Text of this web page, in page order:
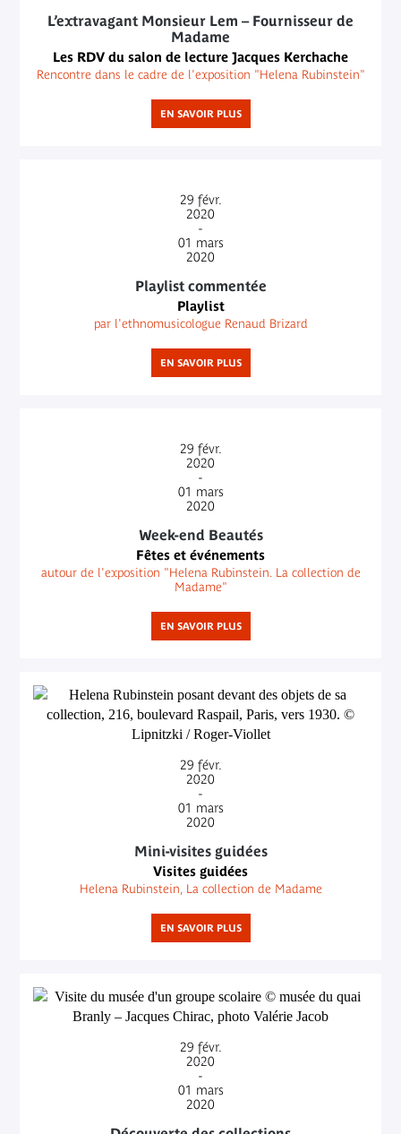
L’extravagant Monsieur Lem – Fournisseur de
Madame
Les RDV du salon de lecture Jacques Kerchache
Rencontre dans le cadre de l'exposition "Helena Rubinstein"
EN SAVOIR PLUS
29 févr.
2020
-
01 mars
2020
Playlist commentée
Playlist
par l'ethnomusicologue Renaud Brizard
EN SAVOIR PLUS
29 févr.
2020
-
01 mars
2020
Week-end Beautés
Fêtes et événements
autour de l'exposition "Helena Rubinstein. La collection de
Madame"
EN SAVOIR PLUS
29 févr.
2020
-
01 mars
2020
Mini-visites guidées
Visites guidées
Helena Rubinstein, La collection de Madame
EN SAVOIR PLUS
29 févr.
2020
-
01 mars
2020